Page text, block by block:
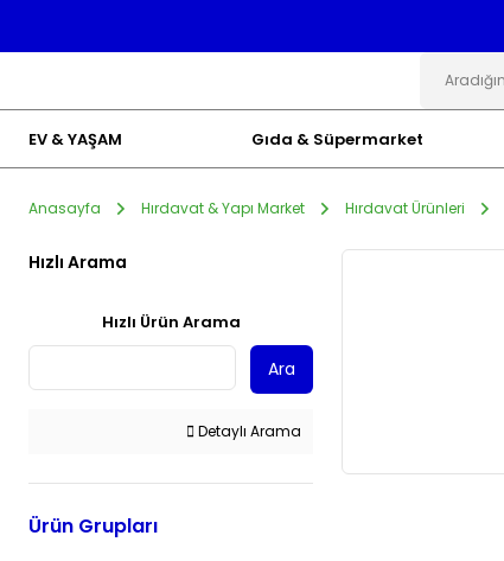
EV & YAŞAM Gıda & Süpermarket
Anasayfa Hırdavat & Yapı Market Hırdavat Ürünleri
Hızlı Arama
Hızlı Ürün Arama
Ara
Detaylı Arama
Ürün Grupları